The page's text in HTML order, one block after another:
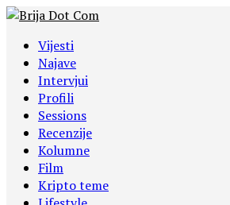
Vijesti
Najave
Intervjui
Profili
Sessions
Recenzije
Kolumne
Film
Kripto teme